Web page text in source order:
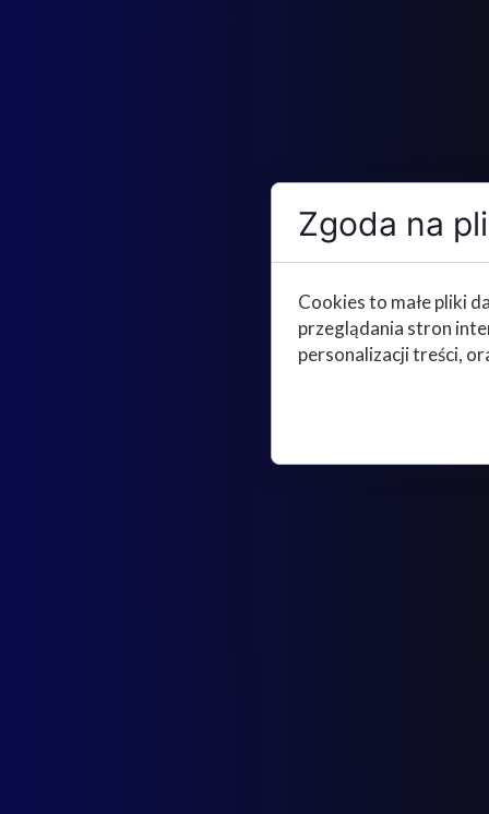
Zgoda na
Cookies to małe pliki
przeglądania stron
personalizacji treści,